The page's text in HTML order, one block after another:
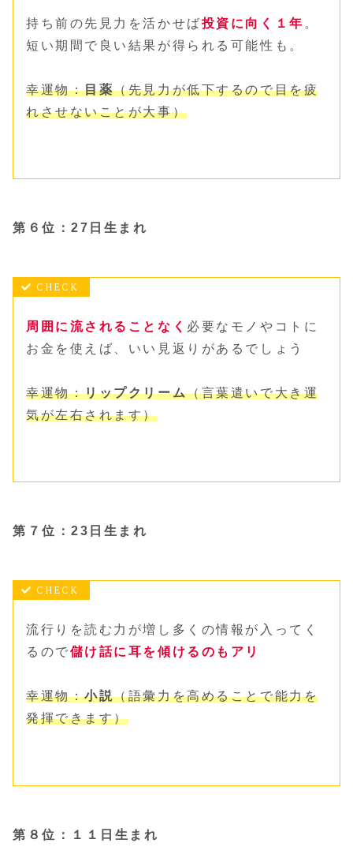
持ち前の先見力を活かせば投資に向く１年 。
短い期間で良い結果が得られる可能性も。
幸運物：目薬（先見力が低下するので目を疲
れさせないことが大事）
第６位：27日生まれ
周囲に流されることなく 必要なモノやコトに
お金を使えば、いい見返りがあるでしょう
幸運物：リップクリーム（言葉遣いで大き運
気が左右されます）
第７位：23日生まれ
流行りを読む力が増し多くの情報が入ってく
るので儲け話に耳を傾けるのもアリ
幸運物：小説（語彙力を高めることで能力を
発揮できます）
第８位：１１日生まれ